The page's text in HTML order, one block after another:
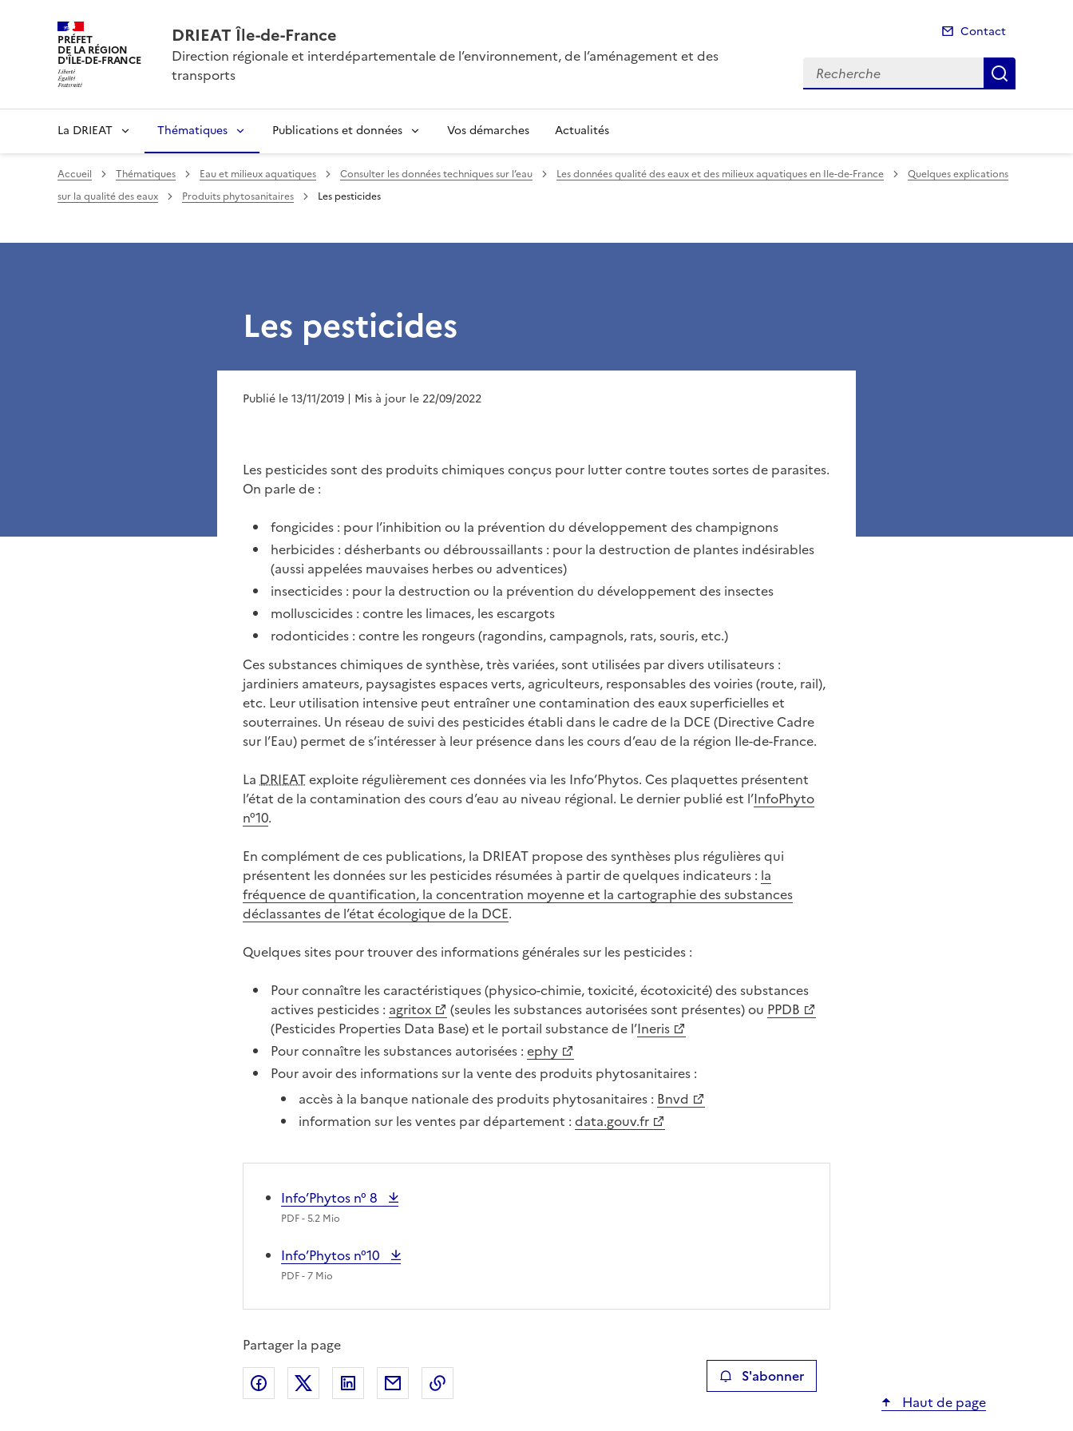
PRÉFET
DE LA RÉGION
D'ÎLE-DE-FRANCE
DRIEAT Île-de-France
Direction régionale et interdépartementale de l’environnement, de l’aménagement et des
transports
Contact
Recherche
La DRIEAT Thématiques Publications et données Vos démarches Actualités
Accueil Thématiques Eau et milieux aquatiques Consulter les données techniques sur l’eau Les données qualité des eaux et des milieux aquatiques en Ile-de-France
Quelques explications
sur la qualité des eaux
Produits phytosanitaires Les pesticides
Les pesticides
Publié le 13/11/2019 | Mis à jour le 22/09/2022
Les pesticides sont des produits chimiques conçus pour lutter contre toutes sortes de parasites.
On parle de :
fongicides : pour l’inhibition ou la prévention du développement des champignons
herbicides : désherbants ou débroussaillants : pour la destruction de plantes indésirables
(aussi appelées mauvaises herbes ou adventices)
insecticides : pour la destruction ou la prévention du développement des insectes
molluscicides : contre les limaces, les escargots
rodonticides : contre les rongeurs (ragondins, campagnols, rats, souris, etc.)
Ces substances chimiques de synthèse, très variées, sont utilisées par divers utilisateurs :
jardiniers amateurs, paysagistes espaces verts, agriculteurs, responsables des voiries (route, rail),
etc. Leur utilisation intensive peut entraîner une contamination des eaux superficielles et
souterraines. Un réseau de suivi des pesticides établi dans le cadre de la DCE (Directive Cadre
sur l’Eau) permet de s’intéresser à leur présence dans les cours d’eau de la région Ile-de-France.
La DRIEATexploite régulièrement ces données via les Info’Phytos. Ces plaquettes présentent
l’état de la contamination des cours d’eau au niveau régional. Le dernier publié est l’InfoPhyto
n°10.
En complément de ces publications, la DRIEAT propose des synthèses plus régulières qui
présentent les données sur les pesticides résumées à partir de quelques indicateurs : la
fréquence de quantification, la concentration moyenne et la cartographie des substances
déclassantes de l’état écologique de la DCE.
Quelques sites pour trouver des informations générales sur les pesticides :
Pour connaître les caractéristiques (physico-chimie, toxicité, écotoxicité) des substances
actives pesticides : agritox (seules les substances autorisées sont présentes) ou PPDB
(Pesticides Properties Data Base) et le portail substance de l’Ineris
Pour connaître les substances autorisées :ephy
Pour avoir des informations sur la vente des produits phytosanitaires :
accès à la banque nationale des produits phytosanitaires : Bnvd
information sur les ventes par département :data.gouv.fr
Info’Phytos n° 8
PDF- 5.2 Mio
Info’Phytos n°10
PDF- 7 Mio
Partager la page
Partager sur Facebook
Partager sur XPartager sur LinkedIn
Partager par emailCopier le lien de la page dans le presse-papier S'abonner
Haut de page